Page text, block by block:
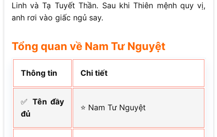
Linh và Tạ Tuyết Thần. Sau khi Thiên mệnh quy vị,
anh rơi vào giấc ngủ say.
Tổng quan về Nam Tư Nguyệt
Thông tin Chi tiết
✅ Tên đầy
đủ
⭐ Nam Tư Nguyệt